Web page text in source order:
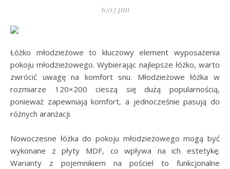
6:03 pm
Łóżko młodzieżowe to kluczowy element wyposażenia
pokoju młodzieżowego. Wybierając najlepsze łóżko, warto
zwrócić uwagę na komfort snu. Młodzieżowe łóżka w
rozmiarze 120×200 cieszą się dużą popularnością,
ponieważ zapewniają komfort, a jednocześnie pasują do
różnych aranżacji.
Nowoczesne łóżka do pokoju młodzieżowego mogą być
wykonane z płyty MDF, co wpływa na ich estetykę.
Warianty z pojemnikiem na pościel to funkcjonalne